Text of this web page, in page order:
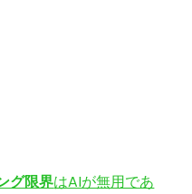
グ限界はAIが無用であ